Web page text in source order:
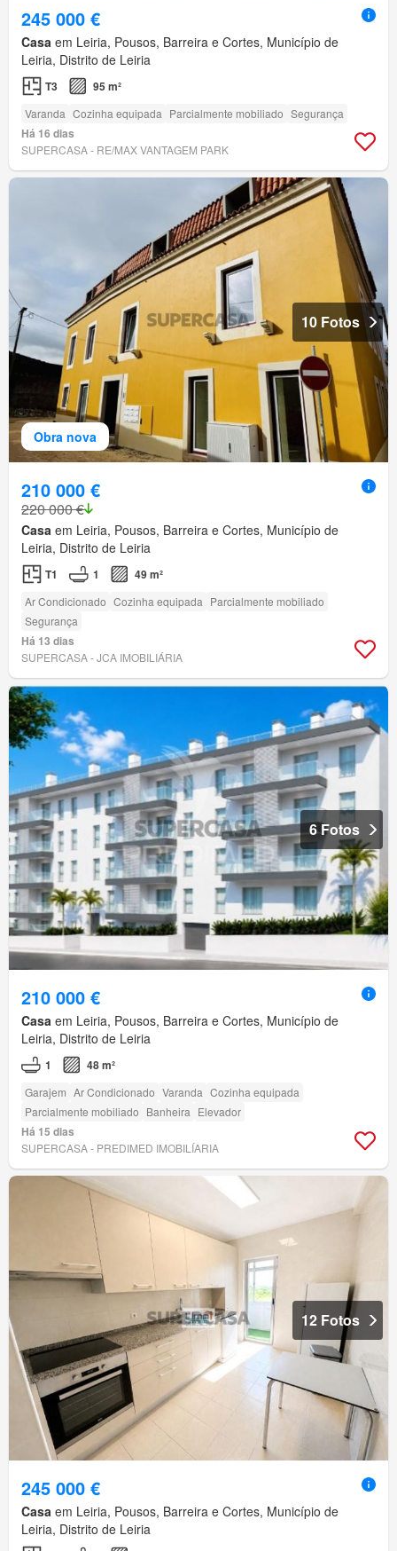
245 000 €
Casa em Leiria, Pousos, Barreira e Cortes, Município de
Leiria, Distrito de Leiria
T3 95 m²
Varanda Cozinha equipada Parcialmente mobiliado Segurança
Há 16 dias
SUPERCASA - RE/MAX VANTAGEM PARK
Obra nova
10 Fotos
210 000 €
220 000 €
Casa em Leiria, Pousos, Barreira e Cortes, Município de
Leiria, Distrito de Leiria
T1 1 49 m²
Ar Condicionado Cozinha equipada Parcialmente mobiliado
Segurança
Há 13 dias
SUPERCASA - JCA IMOBILIÁRIA
6 Fotos
210 000 €
Casa em Leiria, Pousos, Barreira e Cortes, Município de
Leiria, Distrito de Leiria
1 48 m²
Garajem Ar Condicionado Varanda Cozinha equipada
Parcialmente mobiliado Banheira Elevador
Há 15 dias
SUPERCASA - PREDIMED IMOBILÍARIA
12 Fotos
245 000 €
Casa em Leiria, Pousos, Barreira e Cortes, Município de
Leiria, Distrito de Leiria